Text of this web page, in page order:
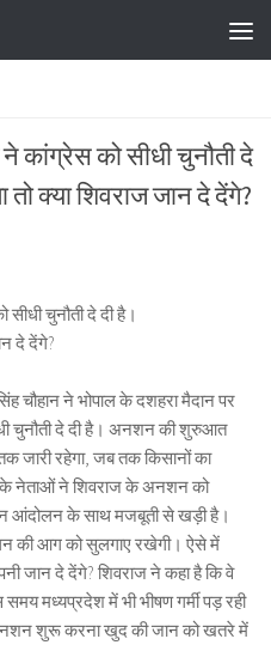
को सीधी चुनौती दे
क्या शिवराज जान दे देंगे?
चुनौती दे दी है।
दे देंगे?
चौहान ने भोपाल के दशहरा मैदान पर
चुनौती दे दी है। अनशन की शुरुआत
जारी रहेगा, जब तक किसानों का
के नेताओं ने शिवराज के अनशन को
आंदोलन के साथ मजबूती से खड़ी है।
की आग को सुलगाए रखेगी। ऐसे में
जान दे देंगे? शिवराज ने कहा है कि वे
मध्यप्रदेश में भी भीषण गर्मी पड़ रही
शुरू करना खुद की जान को खतरे में